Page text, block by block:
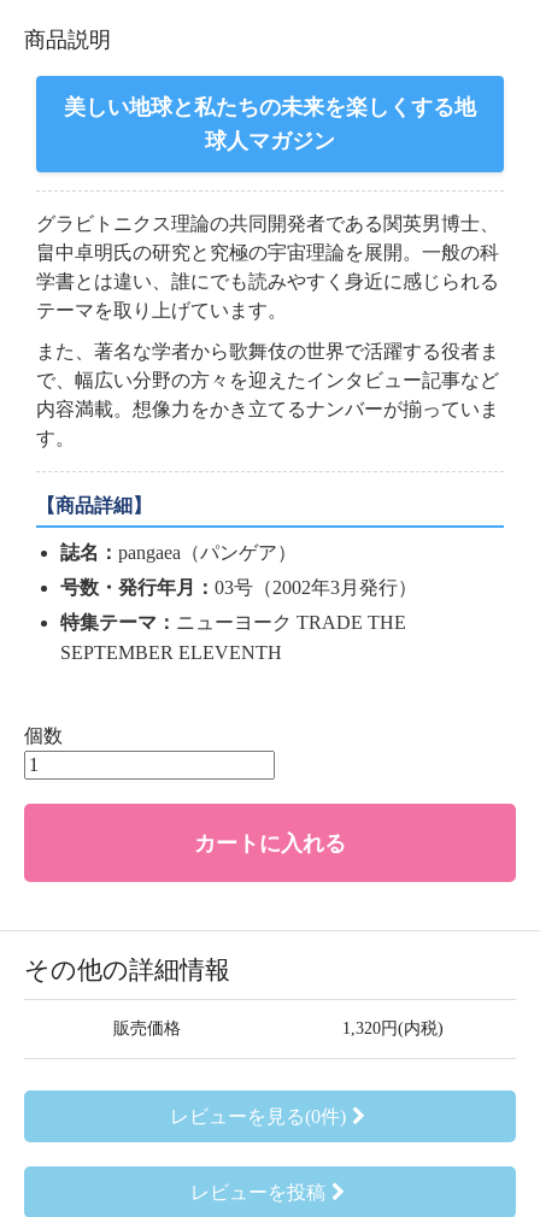
商品説明
美しい地球と私たちの未来を楽しくする地
球人マガジン
グラビトニクス理論の共同開発者である関英男博士、
畠中卓明氏の研究と究極の宇宙理論を展開。一般の科
学書とは違い、誰にでも読みやすく身近に感じられる
テーマを取り上げています。
また、著名な学者から歌舞伎の世界で活躍する役者ま
で、幅広い分野の方々を迎えたインタビュー記事など
内容満載。想像力をかき立てるナンバーが揃っていま
す。
【商品詳細】
誌名： pangaea（パンゲア）
号数・発行年月： 03号（2002年3月発行）
特集テーマ： ニューヨーク TRADE THE
SEPTEMBER ELEVENTH
個数
カートに入れる
その他の詳細情報
販売価格 1,320円(内税)
レビューを見る(0件)
レビューを投稿